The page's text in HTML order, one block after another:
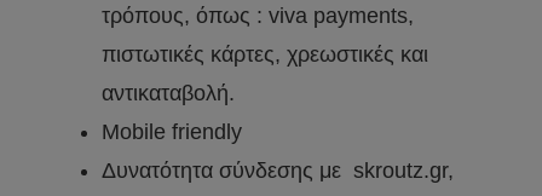
τρόπους, όπως : viva payments,
πιστωτικές κάρτες, χρεωστικές και
αντικαταβολή.
Mobile friendly
Δυνατότητα σύνδεσης με skroutz.gr,